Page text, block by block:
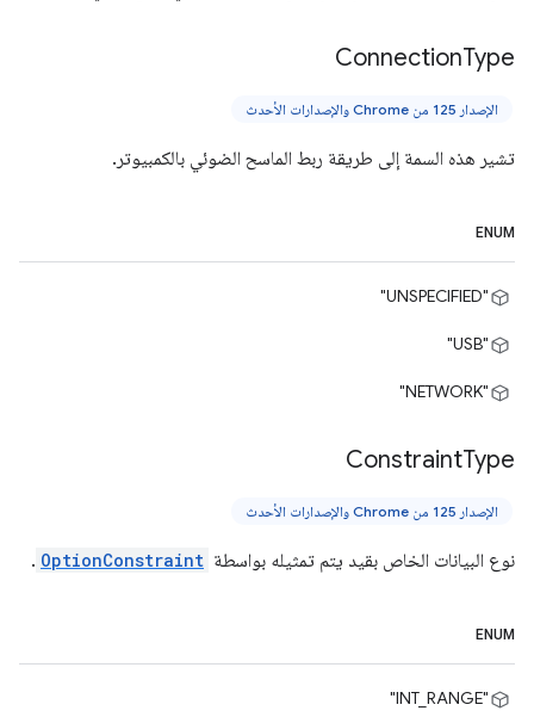
ConnectionType
الإصدار 125 من Chrome والإصدارات الأحدث
تشير هذه السمة إلى طريقة ربط الماسح الضوئي بالكمبيوتر.
ENUM
"UNSPECIFIED"
"USB"
"NETWORK"
ConstraintType
الإصدار 125 من Chrome والإصدارات الأحدث
نوع البيانات الخاص بقيد يتم تمثيله بواسطة OptionConstraint
.
ENUM
"INT_RANGE"